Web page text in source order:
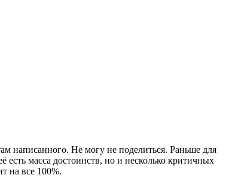
написанного. Не могу не поделиться. Раньше для
есть масса достоинств, но и несколько критичных
на все 100%.